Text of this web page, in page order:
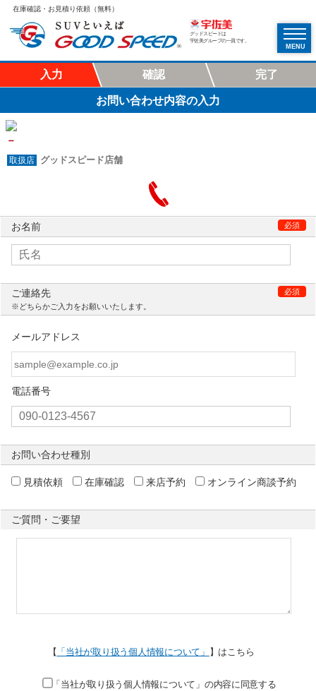
在庫確認・お見積り依頼（無料）
グッドスピードは
宇佐美グループの一員です。
MENU
入力 確認 完了
お問い合わせ内容の入力
－
グッドスピード店舗
お名前 必須
ご連絡先
必須
※どちらかご入力をお願いいたします。
メールアドレス
電話番号
お問い合わせ種別
見積依頼 在庫確認 来店予約 オンライン商談予約
ご質問・ご要望
【 「当社が取り扱う個人情報について」 】はこちら
「当社が取り扱う個人情報について」の内容に同意する